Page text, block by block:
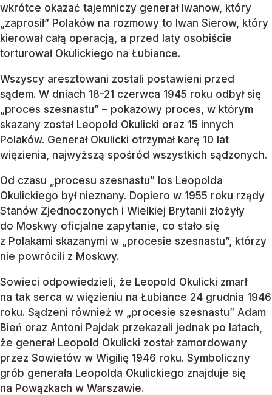
wkrótce okazać tajemniczy generał Iwanow, który
„zaprosił” Polaków na rozmowy to Iwan Sierow, który
kierował całą operacją, a przed laty osobiście
torturował Okulickiego na Łubiance.
Wszyscy aresztowani zostali postawieni przed
sądem. W dniach 18-21 czerwca 1945 roku odbył się
„proces szesnastu” – pokazowy proces, w którym
skazany został Leopold Okulicki oraz 15 innych
Polaków. Generał Okulicki otrzymał karę 10 lat
więzienia, najwyższą spośród wszystkich sądzonych.
Od czasu „procesu szesnastu” los Leopolda
Okulickiego był nieznany. Dopiero w 1955 roku rządy
Stanów Zjednoczonych i Wielkiej Brytanii złożyły
do Moskwy oficjalne zapytanie, co stało się
z Polakami skazanymi w „procesie szesnastu”, którzy
nie powrócili z Moskwy.
Sowieci odpowiedzieli, że Leopold Okulicki zmarł
na tak serca w więzieniu na Łubiance 24 grudnia 1946
roku. Sądzeni również w „procesie szesnastu” Adam
Bień oraz Antoni Pajdak przekazali jednak po latach,
że generał Leopold Okulicki został zamordowany
przez Sowietów w Wigilię 1946 roku. Symboliczny
grób generała Leopolda Okulickiego znajduje się
na Powązkach w Warszawie.